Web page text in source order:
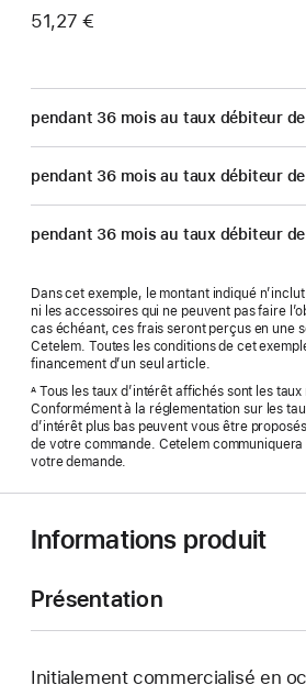
51,27 €
pendant 36 mois au taux débiteur de
pendant 36 mois au taux débiteur
pendant 36 mois au taux débiteur
Dans cet exemple, le montant indiqué
ni les accessoires qui ne peuvent pas faire
cas échéant, ces frais seront perçus en une
Cetelem. Toutes les conditions de cet
financement d’un seul article.
ATous les taux d’intérêt affichés sont les taux
Conformément à la réglementation sur les
d’intérêt plus bas peuvent vous être
de votre commande. Cetelem
votre demande.
Informations produit
Présentation
Initialement commercialisé en